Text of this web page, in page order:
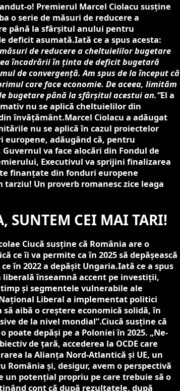
o! Premierul Marcel Ciolacu susține
o serie de măsuri de reducere a
până la sfârşitul anului pentru
deficit asumată.Iată ce a spus acesta:
de reducere a cheltuielilor bugetare
încadrării în ţinta de deficit bugetară
de convergenţă. Am spus de la început că
care face economie. De aceea, limităm
bugetare până la sfârşitul acestui an.”El a
nu se aplică cheltuielilor din
învăţământ.Marcel Ciolacu a adăugat
nu se aplică în cazul proiectelor
adăugând că, pentru
va face alocări din Fondul de
Executivul va sprijini finalizarea
finanţate din fonduri europene
tarziu! Un proverb romanesc zice leaga
SUNTEM CEI MAI TARI!
Ciucă susține că România are o
ce îi va permite ca în 2025 să depășească
în 2022 a depășit Ungaria.Iată ce a spus
liberală înseamnă accent pe investiţii,
şi segmentele vulnerabile ale
Liberal a implementat politici
aibă o creştere economică solidă, în
de la nivel mondial”.Ciucă susține că
poate depăși pe a Poloniei în 2025. „Ne-
de ţară, accederea la OCDE care
la Alianţa Nord-Atlantică şi UE, un
România şi, desigur, avem o perspectivă
un potenţial propriu pe care trebuie să o
cont că după rezultatele, după